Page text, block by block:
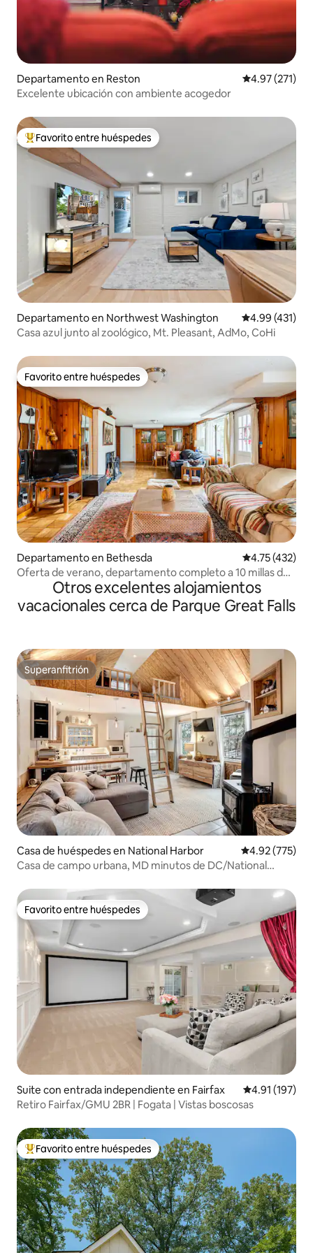
Departamento en Reston Calificación
4.97 (271)
Excelente ubicación con ambiente acogedor
De los mejores en Favorito entre huéspedes
Favorito entre huéspedes
Departamento en Northwest Washington Calificación
4.99 (431)
Casa azul junto al zoológico, Mt. Pleasant, AdMo, CoHi
Favorito entre huéspedes
Favorito entre huéspedes
Departamento en Bethesda Calificación
4.75 (432)
Oferta de verano, departamento completo a 10 millas de
Otros excelentes alojamientos
vacacionales cerca de Parque Great Falls
Superanfitrión
Superanfitrión
Casa de huéspedes en National Harbor Calificación
4.92 (775)
Casa de campo urbana, MD minutos de DC/National
Favorito entre huéspedes
Favorito entre huéspedes
Suite con entrada independiente en Fairfax Calificación
4.91 (197)
Retiro Fairfax/GMU 2BR | Fogata | Vistas boscosas
De los mejores en Favorito entre huéspedes
Favorito entre huéspedes